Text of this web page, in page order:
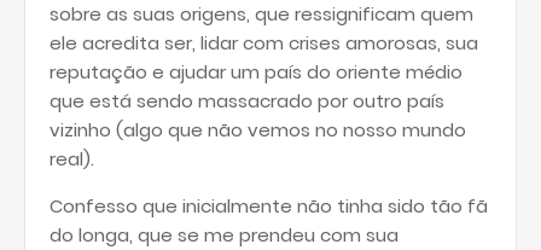
sobre as suas origens, que ressignificam quem
ele acredita ser, lidar com crises amorosas, sua
reputação e ajudar um país do oriente médio
que está sendo massacrado por outro país
vizinho (algo que não vemos no nosso mundo
real).
Confesso que inicialmente não tinha sido tão fã
do longa, que se me prendeu com sua